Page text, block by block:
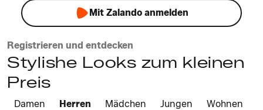
Mit Zalando anmelden
Registrieren und entdecken
Stylishe Looks zum kleinen
Preis
Damen Herren Mädchen Jungen Wohnen